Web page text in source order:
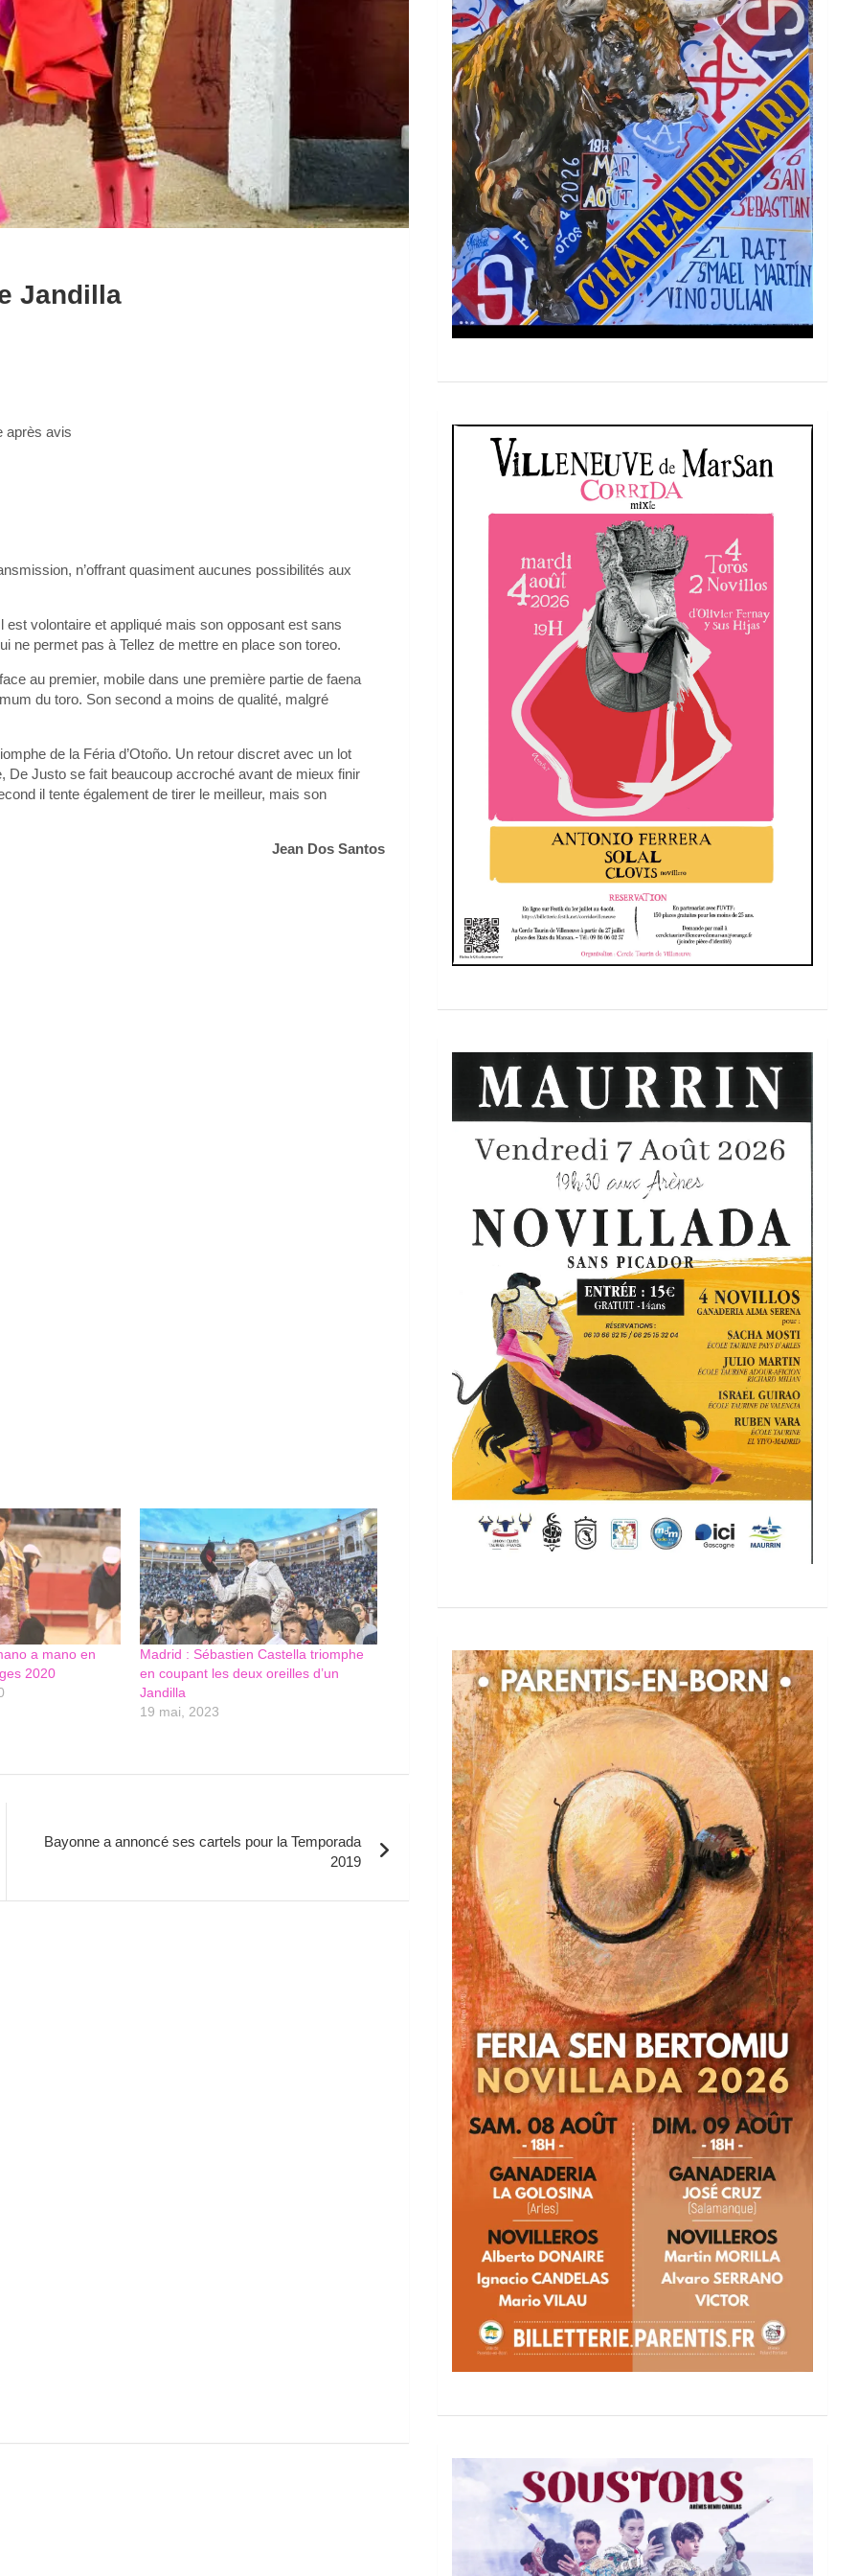
Jandilla
après avis
n’offrant quasiment aucunes possibilités aux
volontaire et appliqué mais son opposant est sans
ne permet pas à Tellez de mettre en place son toreo.
au premier, mobile dans une première partie de faena
du toro. Son second a moins de qualité, malgré
de la Féria d’Otoño. Un retour discret avec un lot
De Justo se fait beaucoup accroché avant de mieux finir
il tente également de tirer le meilleur, mais son
Jean Dos Santos
a mano en
2020
Madrid : Sébastien Castella triomphe
en coupant les deux oreilles d’un
Jandilla
19 mai, 2023
Bayonne a annoncé ses cartels pour la Temporada
2019